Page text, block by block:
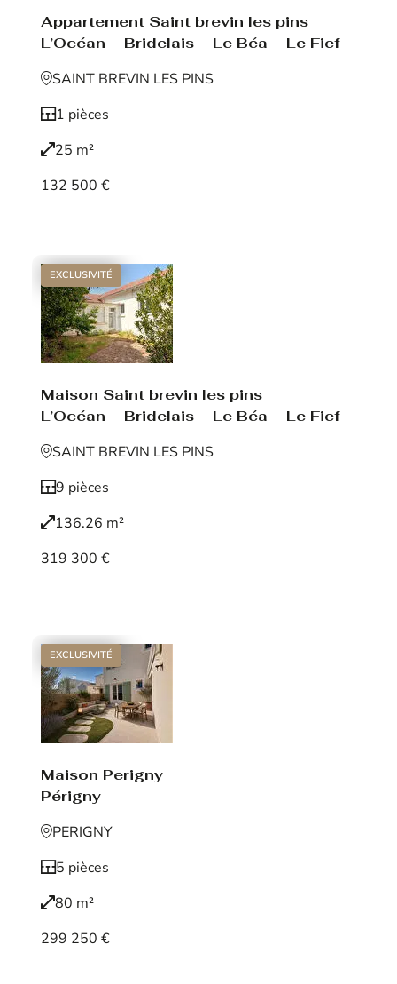
Appartement Saint brevin les pins
L’Océan – Bridelais – Le Béa – Le Fief
SAINT BREVIN LES PINS
1 pièces
25 m²
132 500 €
EXCLUSIVITÉ
Maison Saint brevin les pins
L’Océan – Bridelais – Le Béa – Le Fief
SAINT BREVIN LES PINS
9 pièces
136.26 m²
319 300 €
EXCLUSIVITÉ
Maison Perigny
Périgny
PERIGNY
5 pièces
80 m²
299 250 €